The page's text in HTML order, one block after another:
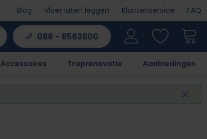
Blog Vloer laten leggen Klantenservice FAQ
088 - 8563800
Accessoires Traprenovatie Aanbiedingen